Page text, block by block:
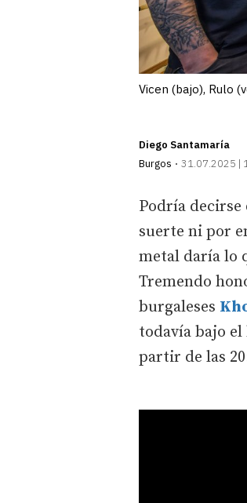
Vicen (bajo), Rulo
Diego Santamaría
Burgos
31.07.2025 |
Podría decirse
suerte ni por
metal daría lo
Tremendo
burgaleses
todavía bajo
partir de las